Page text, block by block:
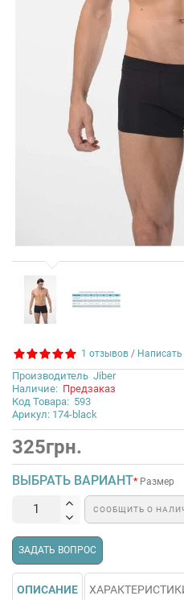
1 отзывов /
Производитель Jiber
Наличие: Предзаказ
Код Товара: 593
Арикул: 174-black
325грн.
ВЫБРАТЬ ВАРИАНТ Размер
СООБЩИТЬ О
ЗАДАТЬ ВОПРОС
ОПИСАНИЕ